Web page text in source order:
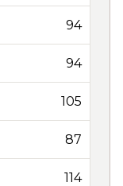
94
94
105
87
114